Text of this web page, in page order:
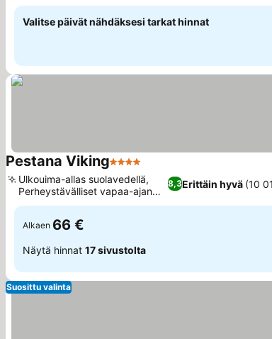
Valitse päivät nähdäksesi tarkat hinnat
Pestana Viking4 Tähtiluokitus
8,3Erittäin hyvä (10
Ulkouima-allas suolavedellä,
Perheystävälliset vapaa-ajan
tilat
Alkaen 66 €
Näytä hinnat 17 sivustolta
Suosittu valinta